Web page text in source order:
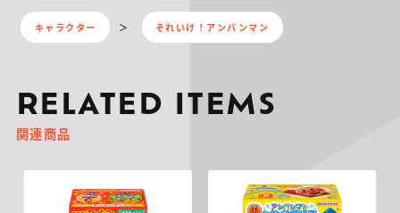
キャラクター それいけ！アンパンマン
RELATED ITEMS
関連商品